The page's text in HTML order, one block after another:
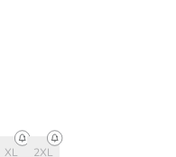
XL 2XL